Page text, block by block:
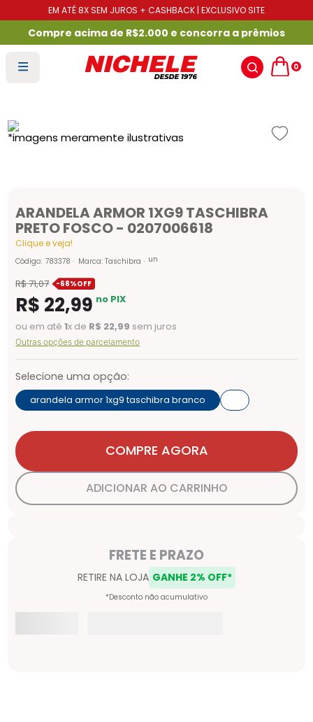
EM ATÉ 8X SEM JUROS + CASHBACK | EXCLUSIVO SITE
Compre acima de R$2.000 e concorra a prêmios
0
ARANDELA ARMOR 1XG9 TASCHIBRA
PRETO FOSCO - 0207006618
Clique e veja!
Código: 783378 Marca:Taschibra un
R$71,07 -68%
R$ 22,99 no PIX
ou em até1x de R$ 22,99 sem juros
Outras opções de parcelamento
Selecione uma opção:
arandela armor 1xg9 taschibra branco
COMPRE AGORA
ADICIONAR AO CARRINHO